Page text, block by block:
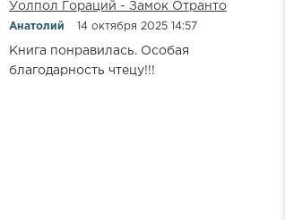
Уолпол Гораций - Замок Отранто
Анатолий 14 октября 2025 14:57
Книга понравилась. Особая
благодарность чтецу!!!